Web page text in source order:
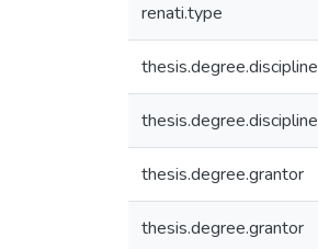
renati.type
thesis.degree.discipline
thesis.degree.discipline
thesis.degree.grantor
thesis.degree.grantor